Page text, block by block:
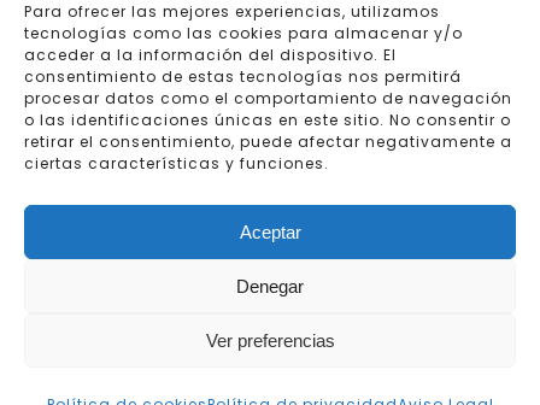
Para ofrecer las mejores experiencias, utilizamos
tecnologías como las cookies para almacenar y/o
acceder a la información del dispositivo. El
consentimiento de estas tecnologías nos permitirá
procesar datos como el comportamiento de navegación
o las identificaciones únicas en este sitio. No consentir o
retirar el consentimiento, puede afectar negativamente a
ciertas características y funciones.
Aceptar
Denegar
Ver preferencias
© Copyright 2026| Carniceros Viajeros | Desarrollado por
Política de privacidad|